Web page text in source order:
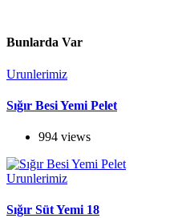
Bunlarda Var
Urunlerimiz
Sığır Besi Yemi Pelet
994 views
Urunlerimiz
Sığır Süt Yemi 18